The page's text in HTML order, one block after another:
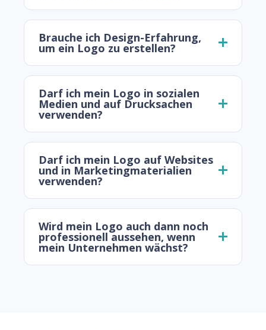
Brauche ich Design-Erfahrung,
um ein Logo zu erstellen?
Darf ich mein Logo in sozialen
Medien und auf Drucksachen
verwenden?
Darf ich mein Logo auf Websites
und in Marketingmaterialien
verwenden?
Wird mein Logo auch dann noch
professionell aussehen, wenn
mein Unternehmen wächst?